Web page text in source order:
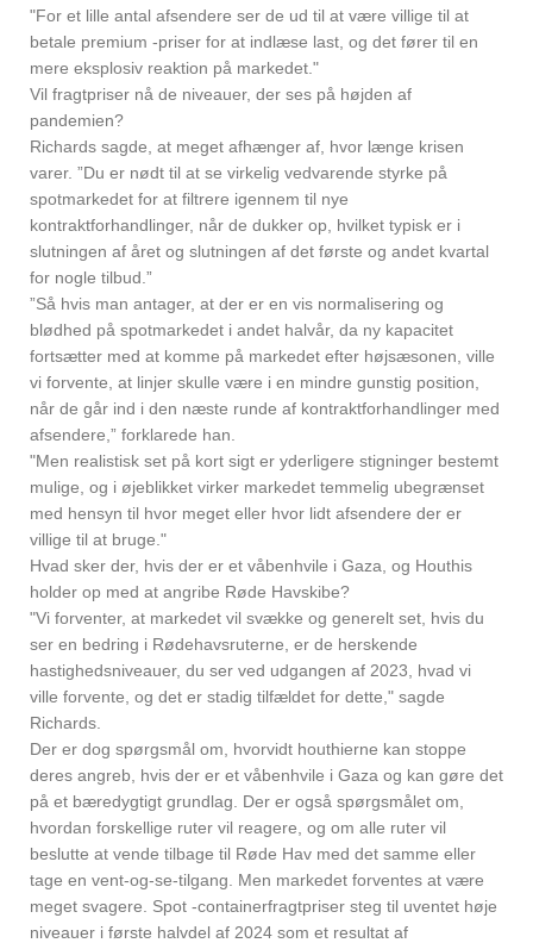
"For et lille antal afsendere ser de ud til at være villige til at
betale premium -priser for at indlæse last, og det fører til en
mere eksplosiv reaktion på markedet."
Vil fragtpriser nå de niveauer, der ses på højden af
pandemien?
Richards sagde, at meget afhænger af, hvor længe krisen
varer. ”Du er nødt til at se virkelig vedvarende styrke på
spotmarkedet for at filtrere igennem til nye
kontraktforhandlinger, når de dukker op, hvilket typisk er i
slutningen af året og slutningen af det første og andet kvartal
for nogle tilbud.”
”Så hvis man antager, at der er en vis normalisering og
blødhed på spotmarkedet i andet halvår, da ny kapacitet
fortsætter med at komme på markedet efter højsæsonen, ville
vi forvente, at linjer skulle være i en mindre gunstig position,
når de går ind i den næste runde af kontraktforhandlinger med
afsendere,” forklarede han.
"Men realistisk set på kort sigt er yderligere stigninger bestemt
mulige, og i øjeblikket virker markedet temmelig ubegrænset
med hensyn til hvor meget eller hvor lidt afsendere der er
villige til at bruge."
Hvad sker der, hvis der er et våbenhvile i Gaza, og Houthis
holder op med at angribe Røde Havskibe?
"Vi forventer, at markedet vil svække og generelt set, hvis du
ser en bedring i Rødehavsruterne, er de herskende
hastighedsniveauer, du ser ved udgangen af 2023, hvad vi
ville forvente, og det er stadig tilfældet for dette," sagde
Richards.
Der er dog spørgsmål om, hvorvidt houthierne kan stoppe
deres angreb, hvis der er et våbenhvile i Gaza og kan gøre det
på et bæredygtigt grundlag. Der er også spørgsmålet om,
hvordan forskellige ruter vil reagere, og om alle ruter vil
beslutte at vende tilbage til Røde Hav med det samme eller
tage en vent-og-se-tilgang. Men markedet forventes at være
meget svagere. Spot -containerfragtpriser steg til uventet høje
niveauer i første halvdel af 2024 som et resultat af